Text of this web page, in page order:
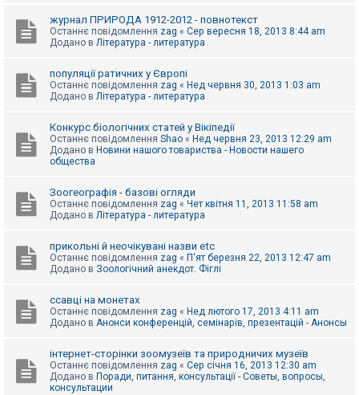
е
ш
к
м
г
журнал ПРИРОДА 1912-2012 - повнотекст
Останнє повідомлення zag « Сер вересня 18, 2013 8:44 am
Додано в Література - литература
популяції ратичних у Європі
Останнє повідомлення zag « Нед червня 30, 2013 1:03 am
Додано в Література - литература
Конкурс біологічних статей у Вікіпедії
Останнє повідомлення Shao « Нед червня 23, 2013 12:29 am
Додано в Новини нашого товариства - Новости нашего
общества
Зоогеографія - базові огляди
Останнє повідомлення zag « Чет квітня 11, 2013 11:58 am
Додано в Література - литература
прикольні й неочікувані назви etc
Останнє повідомлення zag « П'ят березня 22, 2013 12:47 am
Додано в Зоологічний анекдот. Фіглі
ссавці на монетах
Останнє повідомлення zag « Нед лютого 17, 2013 4:11 am
Додано в Анонси конференцій, семінарів, презентацій - Анонсы
інтернет-сторінки зоомузеїв та природничих музеїв
Останнє повідомлення zag « Сер січня 16, 2013 12:30 am
Додано в Поради, питання, консультації - Советы, вопросы,
консультации